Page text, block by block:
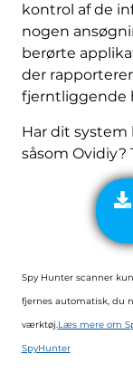
kontrol af de
nogen
berørte
der
fjerntliggende
Har dit
såsom Ovidiy?
Spy Hunter scanner
fjernes automatisk, du
værktøj.Læs mere om
SpyHunter